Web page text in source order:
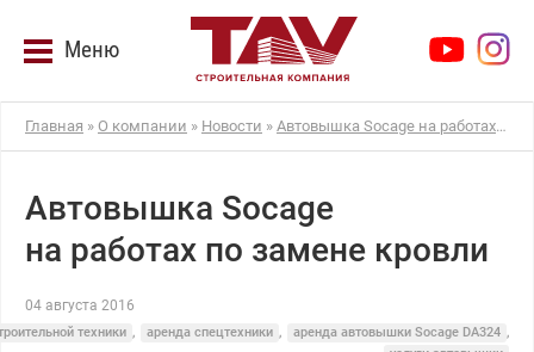
Меню
Главная » О компании » Новости » Автовышка Socage на работах по замене кровли
Автовышка Socage
на работах по замене кровли
04 августа 2016
техники , аренда спецтехники , аренда автовышки Socage DA324 ,